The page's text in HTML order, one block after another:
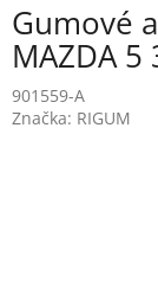
Gumové
MAZDA 5
901559-A
Značka: RIGUM